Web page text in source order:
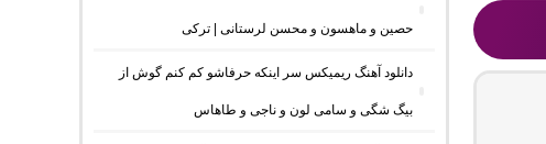
حصین و ماهسون و محسن لرستانی | ترکی
دانلود آهنگ ریمیکس سر اینکه حرفاشو کم کنم گوش از
بیگ شگی و سامی لون و ناجی و طاهاس